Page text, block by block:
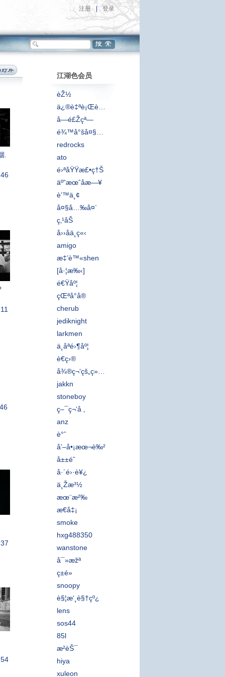
注册 登录
.
江湖色会员
èŽ½
ä¿®è‡ªè¡Œè½¦çš„äºº
å—é£Žçª—
redrocks
ato
é›ªåŸŸæ£•ç†Š
äº”æœˆåæ—¥
è’™ä¸¢
å¤§å…‰å¤´
ç‚¹åŠ
å››åä¸ç«‹
amigo
æ‡’è™«shen
[å·¦æ‰‹]
é€Ÿåº¦
çŒªå°å®
cherub
jediknight
larkmen
ä¸åªé›¶åº¦
è€ç›®
å¾®ç¬‘çš„ç»†é£Žæ‹‚è¿‡è„¸åºž
jakkn
stoneboy
ç–¯ç¬‘å ‚
anz
è°ˆ
å’–å•¡æœ¬è‰²
å±±é­ˆ
å·´é›·è¥¿
ä¸Žæ³½
æœ¨æ²‰
æ€å‡¡
smoke
hxg488350
wanstone
å¯»æžª
ç­±é»
snoopy
è§¦æ‘¸è§†çº¿
lens
sos44
85l
æ²èŠ¯
hiya
xuleon